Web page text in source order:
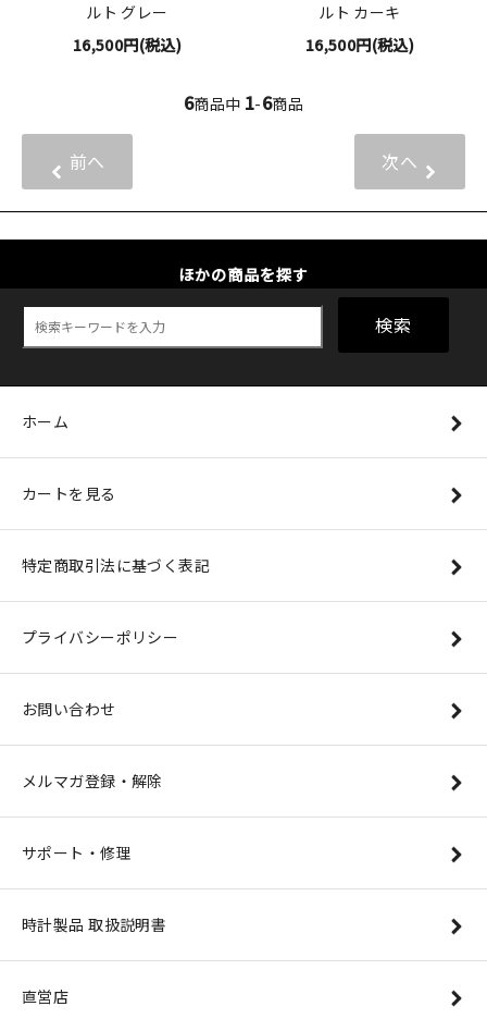
ルト グレー
16,500円(税込)
ルト カーキ
16,500円(税込)
6商品中 1-6商品
前へ 次へ
ほかの商品を探す
検索
ホーム
カートを見る
特定商取引法に基づく表記
プライバシーポリシー
お問い合わせ
メルマガ登録・解除
サポート・修理
時計製品 取扱説明書
直営店